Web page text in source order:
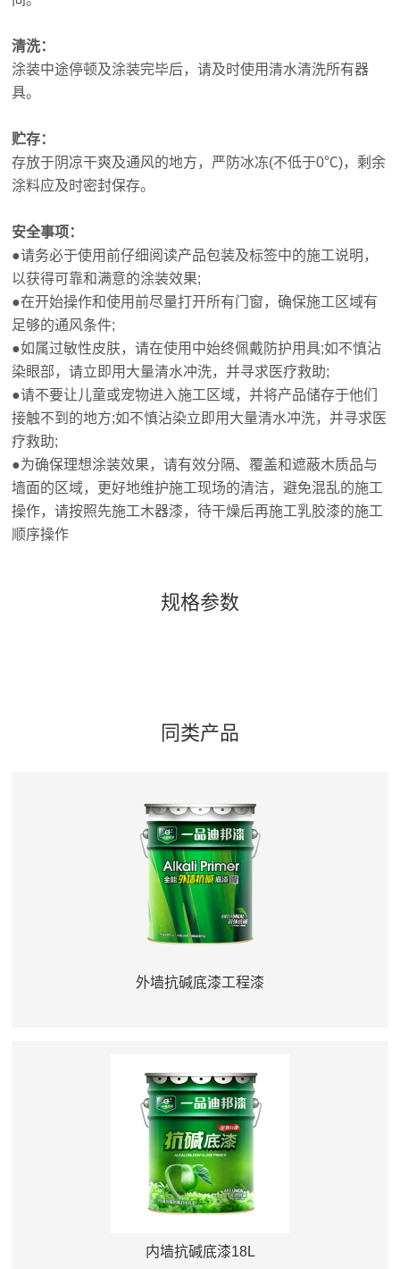
清洗：
涂装中途停顿及涂装完毕后，请及时使用清水清洗所有器
具。
贮存：
存放于阴凉干爽及通风的地方，严防冰冻(不低于0℃)，剩余
涂料应及时密封保存。
安全事项：
●请务必于使用前仔细阅读产品包装及标签中的施工说明，
以获得可靠和满意的涂装效果;
●在开始操作和使用前尽量打开所有门窗，确保施工区域有
足够的通风条件;
●如属过敏性皮肤，请在使用中始终佩戴防护用具;如不慎沾
染眼部，请立即用大量清水冲洗，并寻求医疗救助;
●请不要让儿童或宠物进入施工区域，并将产品储存于他们
接触不到的地方;如不慎沾染立即用大量清水冲洗，并寻求医
疗救助;
●为确保理想涂装效果，请有效分隔、覆盖和遮蔽木质品与
墙面的区域，更好地维护施工现场的清洁，避免混乱的施工
操作，请按照先施工木器漆，待干燥后再施工乳胶漆的施工
顺序操作
规格参数
同类产品
外墙抗碱底漆工程漆
内墙抗碱底漆18L